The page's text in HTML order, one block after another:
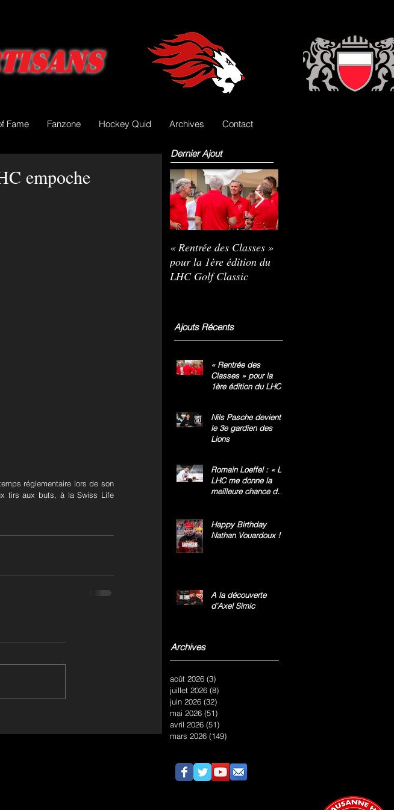
Fame Fanzone Hockey Quid Archives Contact
empoche
réglementaire lors de son
tirs aux buts, à la Swiss Life
Dernier Ajout
« Rentrée des Classes »
pour la 1ère édition du
LHC Golf Classic
Ajouts Récents
« Rentrée des
Classes » pour la
1ère édition du LHC
Nils Pasche devient
le 3e gardien des
Lions
Romain Loeffel : « Le
LHC me donne la
meilleure chance de
Happy Birthday
Nathan Vouardoux !
A la découverte
d’Axel Simic
Archives
août 2026 (3)
juillet 2026 (8)
juin 2026 (32)
mai 2026 (51)
avril 2026 (51)
mars 2026 (149)